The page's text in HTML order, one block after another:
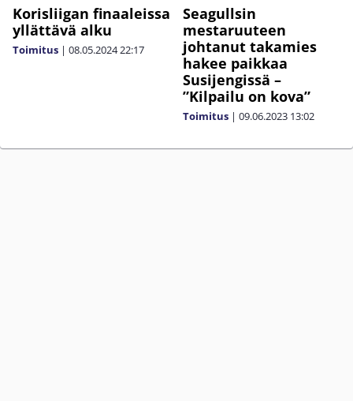
Korisliigan finaaleissa
yllättävä alku
Toimitus | 08.05.202422:17
Seagullsin
mestaruuteen
johtanut takamies
hakee paikkaa
Susijengissä –
”Kilpailu on kova”
Toimitus | 09.06.2023 13:02